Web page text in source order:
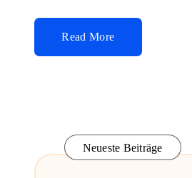
Read More
Neueste Beiträge